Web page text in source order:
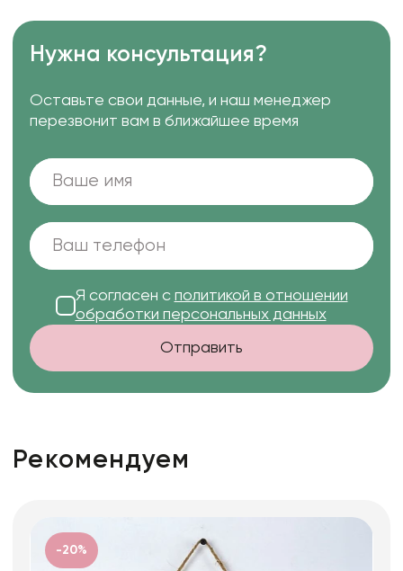
Нужна консультация?
Оставьте свои данные, и наш менеджер
перезвонит вам в ближайшее время
Я согласен с политикой в отношении
обработки персональных данных
Отправить
Рекомендуем
-20%